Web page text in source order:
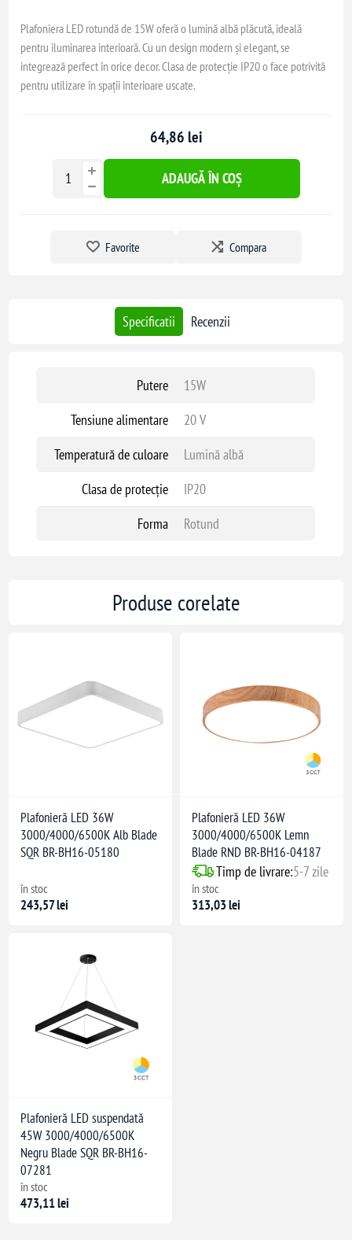
Plafoniera LED rotundă de 15W oferă o lumină albă plăcută, ideală
pentru iluminarea interioară. Cu un design modern și elegant, se
integrează perfect în orice decor. Clasa de protecție IP20 o face potrivită
pentru utilizare în spații interioare uscate.
64,86 lei
ADAUGĂ ÎN COȘ
Favorite Compara
Specificatii Recenzii
Putere
15W
Tensiune alimentare
20 V
Temperatură de culoare
Lumină albă
Clasa de protecție
IP20
Forma
Rotund
Produse corelate
Plafonieră LED 36W
3000/4000/6500K Alb Blade
SQR BR-BH16-05180
în stoc
243,57 lei
Plafonieră LED 36W
3000/4000/6500K Lemn
Blade RND BR-BH16-04187
Timp de livrare:5-7 zile
în stoc
313,03 lei
Plafonieră LED suspendată
45W 3000/4000/6500K
Negru Blade SQR BR-BH16-
07281
în stoc
473,11 lei